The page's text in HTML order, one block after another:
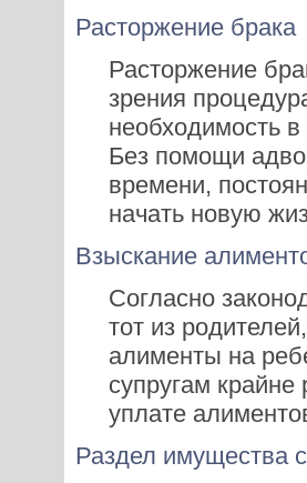
Расторжение брака
Расторжение
зрения
необходимость
Без помощи
времени,
начать новую
Взыскание
Согласно
тот из
алименты на
супругам крайне
уплате
Раздел имущества